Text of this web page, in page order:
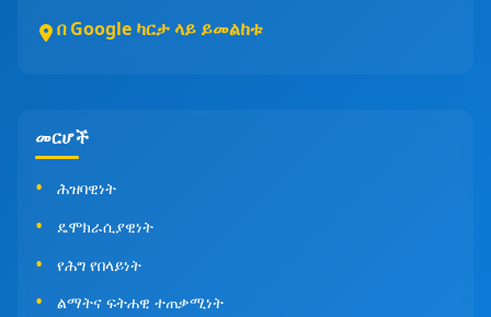
በ Google ካርታ ላይ ይመልከቱ
መርሆች
ሕዝባዊነት
ዴሞክራሲያዊነት
የሕግ የበላይነት
ልማትና ፍትሐዊ ተጠቃሚነት